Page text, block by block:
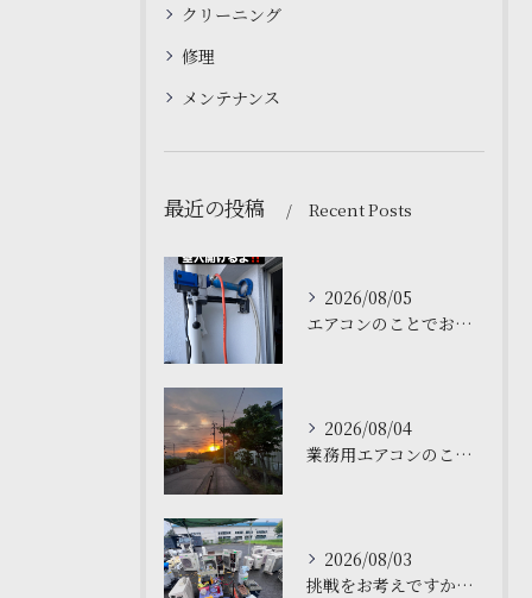
クリーニング
修理
メンテナンス
最近の投稿 Recent Posts
2026/08/05
エアコンのことでお困りですか❓仙台の私たちにお任せください。
2026/08/04
業務用エアコンのことでお困りですか？私たちは関東、東北仙台で...
2026/08/03
挑戦をお考えですか？🌟